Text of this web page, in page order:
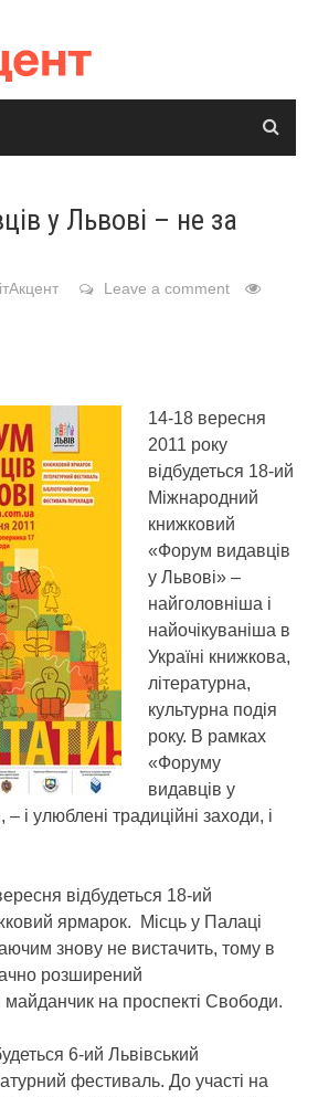
у Львові – не за
Leave a comment
14-18 вересня
2011 року
відбудеться 18-ий
Міжнародний
книжковий
«Форум видавців
у Львові» –
найголовніша і
найочікуваніша в
Україні книжкова,
літературна,
культурна подія
року. В рамках
«Форуму
видавців у
і улюблені традиційні заходи, і
відбудеться 18-ий
ярмарок. Місць у Палаці
знову не вистачить, тому в
розширений
майданчик на проспекті Свободи.
6-ий Львівський
фестиваль. До участі на